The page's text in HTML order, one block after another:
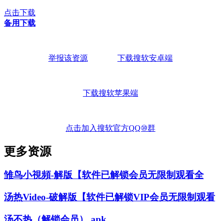
点击下载
备用下载
举报该资源 下载搜软安卓端
下载搜软苹果端
点击加入搜软官方QQ⑩群
更多资源
雏鸟小視頻-解版【软件已解锁会员无限制观看全
汤热Video-破解版【软件已解锁VIP会员无限制观看